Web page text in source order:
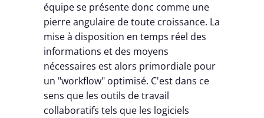
équipe se présente donc comme une
pierre angulaire de toute croissance. La
mise à disposition en temps réel des
informations et des moyens
nécessaires est alors primordiale pour
un "workflow" optimisé. C'est dans ce
sens que les outils de travail
collaboratifs tels que les logiciels